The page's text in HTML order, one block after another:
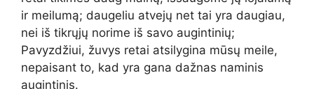
ir meilumą; daugeliu atvejų net tai yra daugiau,
nei iš tikrųjų norime iš savo augintinių;
Pavyzdžiui, žuvys retai atsilygina mūsų meile,
nepaisant to, kad yra gana dažnas naminis
augintinis.